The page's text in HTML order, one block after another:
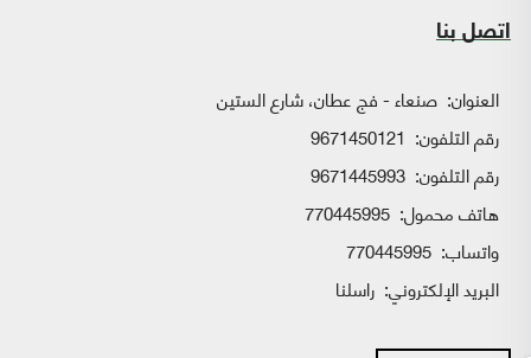
اتصل بنا
العنوان: صنعاء - فج عطان، شارع الستين
رقم التلفون: 9671450121
رقم التلفون: 9671445993
هاتف محمول: 770445995
واتساب:
البريد الإلكتروني: راسلنا